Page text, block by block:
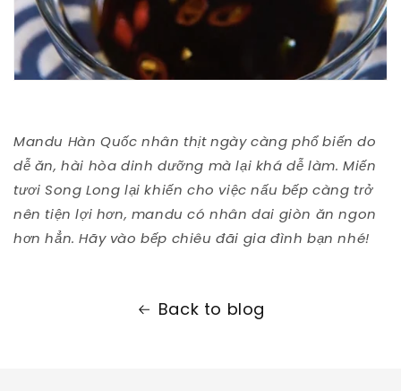
Mandu Hàn Quốc nhân thịt ngày càng phổ biến do
dễ ăn, hài hòa dinh dưỡng mà lại khá dễ làm. Miến
tươi Song Long lại khiến cho việc nấu bếp càng trở
nên tiện lợi hơn, mandu có nhân dai giòn ăn ngon
hơn hẳn. Hãy vào bếp chiêu đãi gia đình bạn nhé!
Back to blog